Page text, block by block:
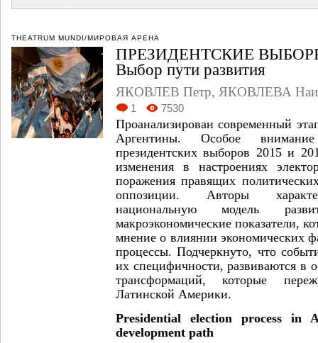
THEATRUM MUNDI/МИРОВАЯ АРЕНА
ПРЕЗИДЕНТСКИЕ
Выбор пути развития
ЯКОВЛЕВ Петр, ЯКОВЛЕВА
1 7530
Проанализирован современный
Аргентины. Особое внимание
президентских выборов 2015 и
изменения в настроениях
поражения правящих
оппозиции. Авторы
национальную модель
макроэкономические показатели,
мнение о влиянии экономических
процессы. Подчеркнуто, что
их специфичности, развиваются в
трансформаций, которые
Латинской Америки.
Presidential election process in
development path